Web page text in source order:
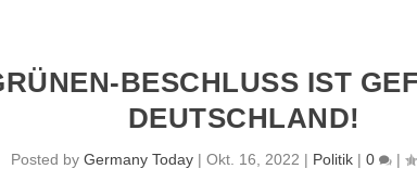
BESCHLUSS IST
DEUTSCHLAND!
Posted byGermany Today |Okt. 16, 2022 | Politik |0 |